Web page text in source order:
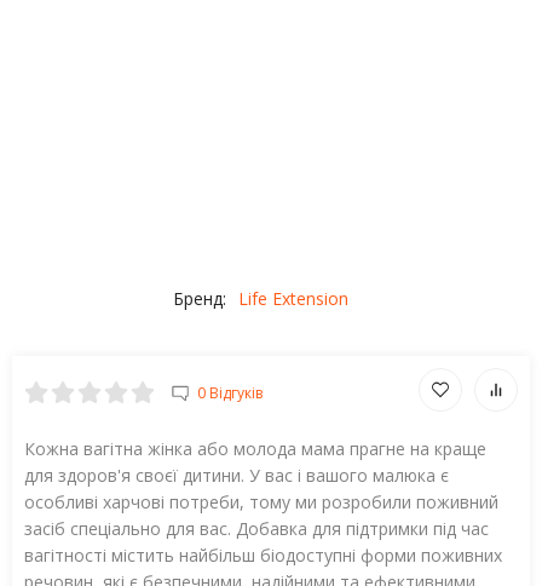
Бренд: Life Extension
0 Відгуків
Кожна вагітна жінка або молода мама прагне на краще
для здоров'я своєї дитини. У вас і вашого малюка є
особливі харчові потреби, тому ми розробили поживний
засіб спеціально для вас. Добавка для підтримки під час
вагітності містить найбільш біодоступні форми поживних